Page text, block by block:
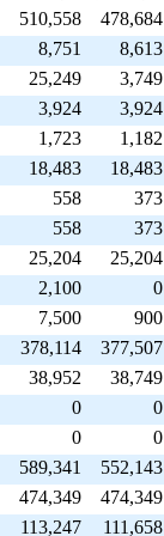
510,558
478,684
8,751
8,613
25,249
3,749
3,924
3,924
1,723
1,182
18,483
18,483
558
373
558
373
25,204
25,204
2,100
0
7,500
900
378,114
377,507
38,952
38,749
0
0
0
0
589,341
552,143
474,349
474,349
113,247 111,658